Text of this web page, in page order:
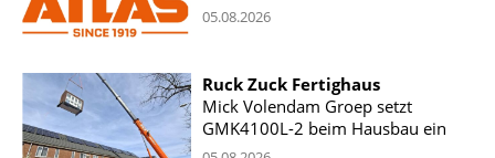
05.08.2026
Ruck Zuck Fertighaus
Mick Volendam Groep setzt
GMK4100L-2 beim Hausbau ein